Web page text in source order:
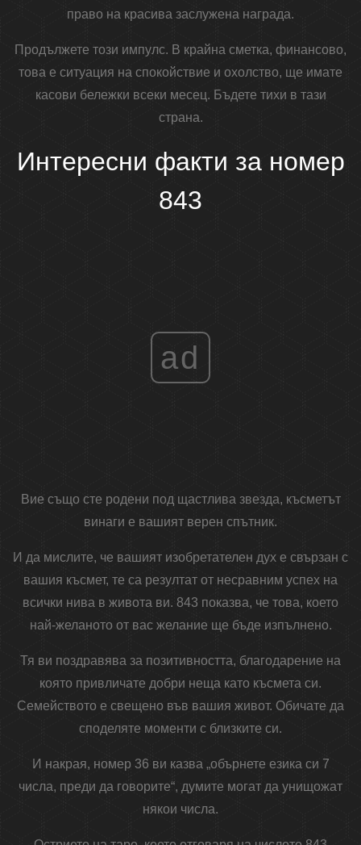
право на красива заслужена награда.
Продължете този импулс. В крайна сметка, финансово,
това е ситуация на спокойствие и охолство, ще имате
касови бележки всеки месец. Бъдете тихи в тази
страна.
Интересни факти за номер
843
ad
Вие също сте родени под щастлива звезда, късметът
винаги е вашият верен спътник.
И да мислите, че вашият изобретателен дух е свързан с
вашия късмет, те са резултат от несравним успех на
всички нива в живота ви. 843 показва, че това, което
най-желаното от вас желание ще бъде изпълнено.
Тя ви поздравява за позитивността, благодарение на
която привличате добри неща като късмета си.
Семейството е свещено във вашия живот. Обичате да
споделяте моменти с близките си.
И накрая, номер 36 ви казва „обърнете езика си 7
числа, преди да говорите“, думите могат да унищожат
някои числа.